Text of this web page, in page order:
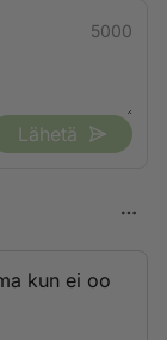
5000
Lähetä
kun ei oo